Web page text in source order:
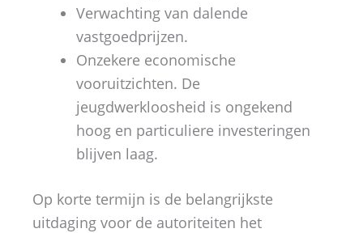
Verwachting van dalende
vastgoedprijzen.
Onzekere economische
vooruitzichten. De
jeugdwerkloosheid is ongekend
hoog en particuliere investeringen
blijven laag.
Op korte termijn is de belangrijkste
uitdaging voor de autoriteiten het